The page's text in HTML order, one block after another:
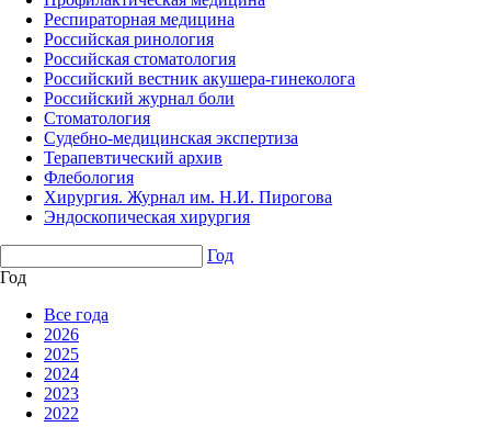
Респираторная медицина
Российская ринология
Российская стоматология
Российский вестник акушера-гинеколога
Российский журнал боли
Стоматология
Судебно-медицинская экспертиза
Терапевтический архив
Флебология
Хирургия. Журнал им. Н.И. Пирогова
Эндоскопическая хирургия
Год
Год
Все года
2026
2025
2024
2023
2022